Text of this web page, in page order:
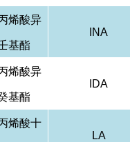
烯酸异
基酯
INA
烯酸异
基酯
IDA
烯酸十
LA